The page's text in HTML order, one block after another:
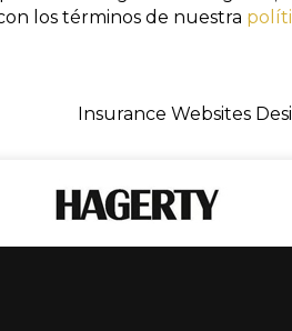
los términos de nuestra
Insurance Websites